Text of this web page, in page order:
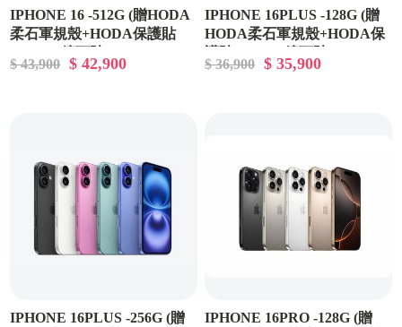
IPHONE 16 -512G (贈HODA
柔石軍規殼+HODA保護貼
$ 43,900 $ 42,900
IPHONE 16PLUS -128G (贈
HODA柔石軍規殼+HODA保
$ 36,900 $ 35,900
IPHONE 16PLUS -256G (贈
IPHONE 16PRO -128G (贈